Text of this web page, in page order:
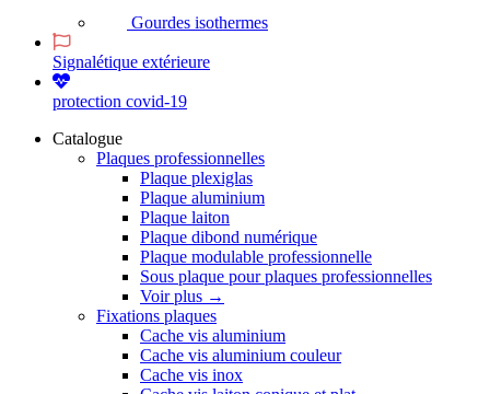
Gourdes isothermes
Signalétique extérieure
protection covid-19
Catalogue
Plaques professionnelles
Plaque plexiglas
Plaque aluminium
Plaque laiton
Plaque dibond numérique
Plaque modulable professionnelle
Sous plaque pour plaques professionnelles
Voir plus →
Fixations plaques
Cache vis aluminium
Cache vis aluminium couleur
Cache vis inox